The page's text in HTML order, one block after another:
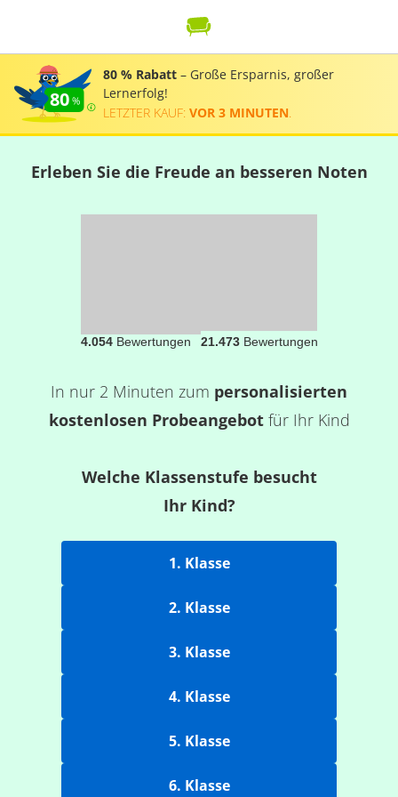
80
80 % Rabatt – Große Ersparnis, großer
Lernerfolg!
LETZTER KAUF: VOR 3 MINUTEN
Erleben Sie die Freude an besseren Noten
4.054Bewertungen 21.473Bewertungen
In nur 2 Minuten zum personalisierten
kostenlosen Probeangebotfür Ihr Kind
Welche Klassenstufe besucht
Ihr Kind?
1. Klasse
2. Klasse
3. Klasse
4. Klasse
5. Klasse
6. Klasse